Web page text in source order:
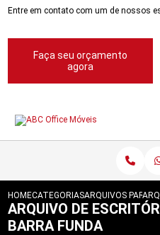
Entre em contato com um de nossos
Faça seu orçamento
agora
HOMECATEGORIASARQUIVOS PARA
ARQUIVO DE
BARRA FUNDA